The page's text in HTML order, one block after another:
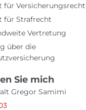
für Versicherungsrecht
für Strafrecht
Vertretung
über die
Sie mich
Gregor Samimi